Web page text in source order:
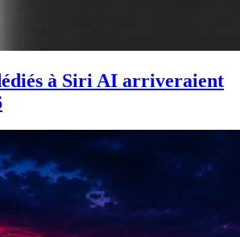
à Siri AI arriveraient